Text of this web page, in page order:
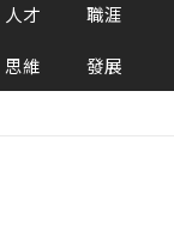
人才
思維
職涯
發展